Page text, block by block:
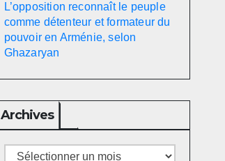
L’opposition reconnaît le peuple
comme détenteur et formateur du
pouvoir en Arménie, selon
Ghazaryan
Archives
Archives